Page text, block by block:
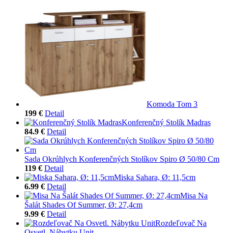
Komoda Tom 3
199 € Detail
Konferenčný Stolík Madras
84.9 € Detail
Sada Okrúhlych Konferenčných Stolíkov Spiro Ø 50/80 Cm
119 € Detail
Miska Sahara, Ø: 11,5cm
6.99 € Detail
Misa Na
Šalát Shades Of Summer, Ø: 27,4cm
9.99 € Detail
Rozdeľovač Na